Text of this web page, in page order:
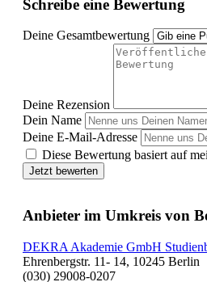
Schreibe eine Bewertung
Deine Gesamtbewertung
Deine Rezension
Dein Name
Deine E-Mail-Adresse
Diese Bewertung basiert auf
Jetzt bewerten
Anbieter im Umkreis von
DEKRA Akademie GmbH
Ehrenbergstr. 11- 14, 10245 Berlin
(030) 29008-0207